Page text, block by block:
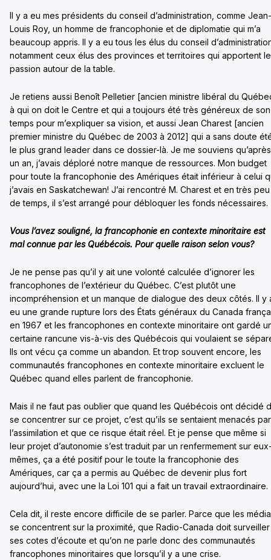
Il y a eu mes présidents du conseil d’administration, comme Jean-
Louis Roy, un homme de francophonie et de diplomatie qui m’a
beaucoup appris. Il y a eu tous les élus du conseil
notamment ceux élus des provinces et territoires qui apportent
passion autour de la table.
Je retiens aussi Benoît Pelletier [ancien ministre libéral du
à qui on doit le Centre et qui a toujours été très généreux de son
temps pour m’expliquer sa vision, et aussi Jean Charest [ancien
premier ministre du Québec de 2003 à 2012] qui a sans doute
le plus grand leader dans ce dossier-là. Je me souviens qu’après
un an, j’avais déploré notre manque de ressources. Mon budget
pour toute la francophonie des Amériques était inférieur à celui
j’avais en Saskatchewan! J’ai rencontré M. Charest et en très peu
de temps, il s’est arrangé pour débloquer les fonds nécessaires.
Vous l’avez souligné, la francophonie en contexte minoritaire est
mal connue par les Québécois. Pour quelle raison selon vous?
Je ne pense pas qu’il y ait une volonté calculée d’ignorer les
francophones de l’extérieur du Québec. C’est plutôt une
incompréhension et un manque de dialogue des deux côtés. Il y
eu une grande rupture lors des États généraux du Canada
en 1967 et les francophones en contexte minoritaire ont gardé
certaine rancune vis-à-vis des Québécois qui voulaient se
Ils ont vécu ça comme un abandon. Et trop souvent encore, les
communautés francophones en contexte minoritaire excluent le
Québec quand elles parlent de francophonie.
Mais il ne faut pas oublier que quand les Québécois ont décidé
se concentrer sur ce projet, c’est qu’ils se sentaient menacés par
l’assimilation et que ce risque était réel. Et je pense que même si
leur projet d’autonomie s’est traduit par un renfermement sur
mêmes, ça a été positif pour le toute la francophonie des
Amériques, car ça a permis au Québec de devenir plus fort
aujourd’hui, avec une la Loi 101 qui a fait un travail extraordinaire.
Cela dit, il reste encore difficile de se parler. Parce que les
se concentrent sur la proximité, que Radio-Canada doit surveiller
ses cotes d’écoute et qu’on ne parle donc des communautés
francophones minoritaires que lorsqu’il y a une crise.